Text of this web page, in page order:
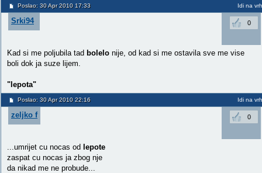
Poslao: 30 Apr 2010 17:33 Idi na vrh
Srki94 0
Kad si me poljubila tad bolelo nije, od kad si me ostavila sve me vise
boli dok ja suze lijem.
"lepota"
Poslao: 30 Apr 2010 22:16 Idi na vrh
zeljko f 0
...umrijet cu nocas od lepote
zaspat cu nocas ja zbog nje
da nikad me ne probude...